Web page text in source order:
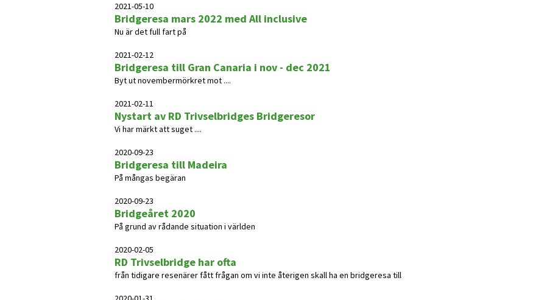
2021-05-10
Bridgeresa mars 2022 med All inclusive
Nu är det full fart på
2021-02-12
Bridgeresa till Gran Canaria i nov - dec 2021
Byt ut novembermörkret mot ....
2021-02-11
Nystart av RD Trivselbridges Bridgeresor
Vi har märkt att suget ....
2020-09-23
Bridgeresa till Madeira
På mångas begäran
2020-09-23
Bridgeåret 2020
På grund av rådande situation i världen
2020-02-05
RD Trivselbridge har ofta
från tidigare resenärer fått frågan om vi inte återigen skall ha en bridgeresa till